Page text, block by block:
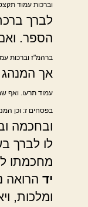
וברכות עמוד
לברך
הספר.
ברהמ"ז וברכות
אך המנהג
עמוד תרעו. ואף
בפסחים ז: וכן
ובחכמה
לו לברך
מחכמתו
יד הרואה
ומלכות,